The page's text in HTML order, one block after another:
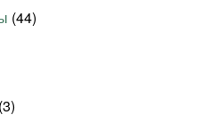
(44)
(3)